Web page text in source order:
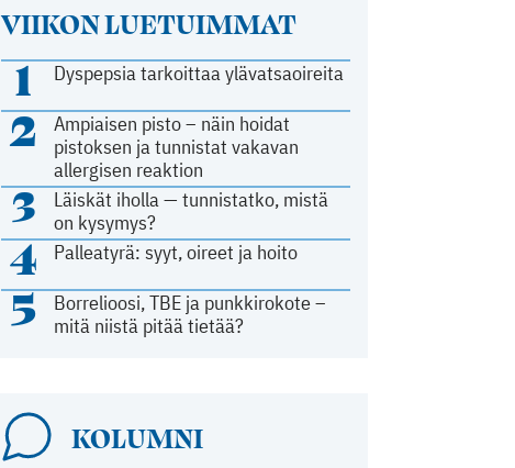
VIIKON LUETUIMMAT
1 Dyspepsia tarkoittaa ylävatsaoireita
2
Ampiaisen pisto – näin hoidat
pistoksen ja tunnistat vakavan
allergisen reaktion
3
Läiskät iholla — tunnistatko, mistä
on kysymys?
4 Palleatyrä: syyt, oireet ja hoito
5
Borrelioosi, TBE ja punkkirokote –
mitä niistä pitää tietää?
KOLUMNI